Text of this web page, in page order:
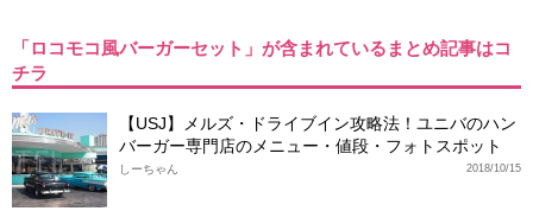
「ロコモコ風バーガーセット」が含まれているまとめ記事はコ
チラ
【USJ】メルズ・ドライブイン攻略法！ユニバのハン
バーガー専門店のメニュー・値段・フォトスポット
2018/10/15
しーちゃん